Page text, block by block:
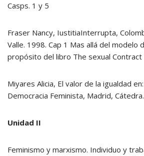
Casps. 1 y 5
Fraser Nancy, IustitiaInterrupta,
Valle. 1998. Cap 1 Mas allá del modelo
propósito del libro The sexual Contract
Miyares Alicia, El valor de la igualdad
Democracia Feminista, Madrid,
Unidad II
Feminismo y marxismo. Individuo y